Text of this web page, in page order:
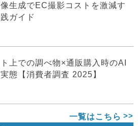
生成でEC撮影コストを激減す
ガイド
上での調べ物×通販購入時のAI
態【消費者調査 2025】
一覧はこちら